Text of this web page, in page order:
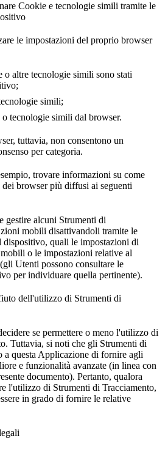
Cookie e tecnologie simili tramite le
le impostazioni del proprio browser
o altre tecnologie simili sono stati
simili;
tecnologie simili dal browser.
tuttavia, non consentono un
per categoria.
trovare informazioni su come
browser più diffusi ai seguenti
gestire alcuni Strumenti di
mobili disattivandoli tramite le
dispositivo, quali le impostazioni di
o le impostazioni relative al
Utenti possono consultare le
per individuare quella pertinente).
dell'utilizzo di Strumenti di
se permettere o meno l'utilizzo di
Tuttavia, si noti che gli Strumenti di
a questa Applicazione di fornire agli
e funzionalità avanzate (in linea con
documento). Pertanto, qualora
l'utilizzo di Strumenti di Tracciamento,
in grado di fornire le relative